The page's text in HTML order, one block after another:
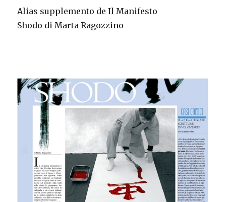
Alias supplemento de Il Manifesto
Shodo di Marta Ragozzino